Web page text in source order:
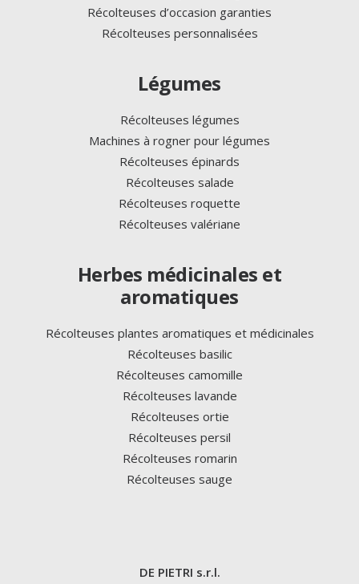
Récolteuses d’occasion garanties
Récolteuses personnalisées
Légumes
Récolteuses légumes
Machines à rogner pour légumes
Récolteuses épinards
Récolteuses salade
Récolteuses roquette
Récolteuses valériane
Herbes médicinales et
aromatiques
Récolteuses plantes aromatiques et médicinales
Récolteuses basilic
Récolteuses camomille
Récolteuses lavande
Récolteuses ortie
Récolteuses persil
Récolteuses romarin
Récolteuses sauge
DE PIETRI s.r.l.